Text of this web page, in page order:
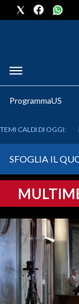
METEO
CRONACA
PROVINCIA DI
SULCIS IGLESIENTE
MEDIO
ORISTANO E
ProgrammaUS
TEMI CALDI DI OGGI:
SFOGLIA IL